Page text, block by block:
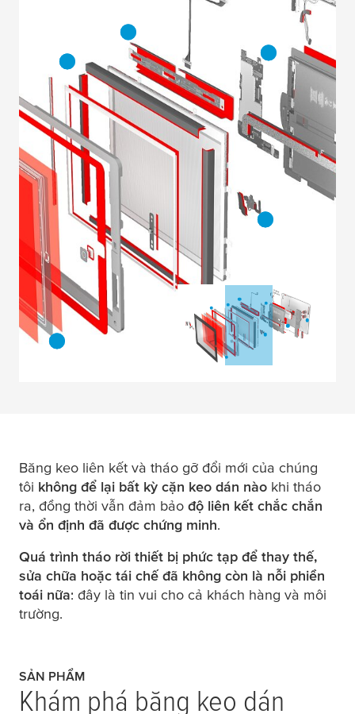
Băng keo liên kết và tháo gỡ đổi mới của chúng
tôi không để lại bất kỳ cặn keo dán nào khi tháo
ra, đồng thời vẫn đảm bảo độ liên kết chắc chắn
và ổn định đã được chứng minh.
Quá trình tháo rời thiết bị phức tạp để thay thế,
sửa chữa hoặc tái chế đã không còn là nỗi phiền
toái nữa: đây là tin vui cho cả khách hàng và môi
trường.
SẢN PHẨM
Khám phá băng keo dán